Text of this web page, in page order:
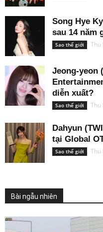
Song Hye
sau 14 năm
Sao thế giới Thu
Jeong-yeon
diễn xuất?
Sao thế giới Thu
Dahyun
tại Global
Sao thế giới Thu
Bài ngẫu nhiên